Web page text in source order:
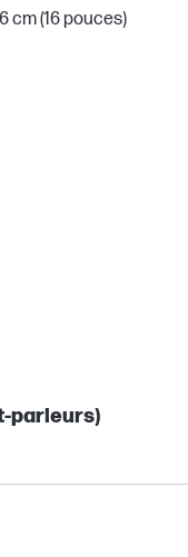
cm (16 pouces)
parleurs)